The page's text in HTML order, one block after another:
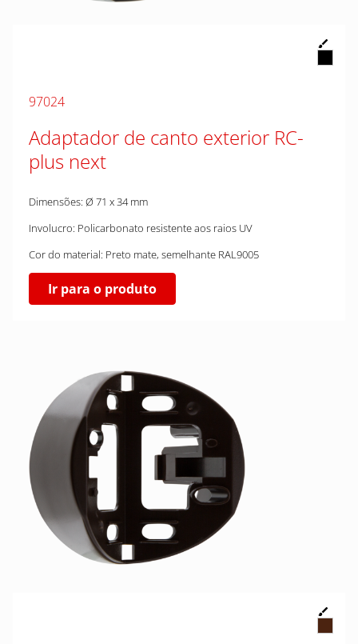
97024
Adaptador de canto exterior RC-
plus next
Dimensões: Ø 71 x 34 mm
Involucro: Policarbonato resistente aos raios UV
Cor do material: Preto mate, semelhante RAL9005
Ir para o produto